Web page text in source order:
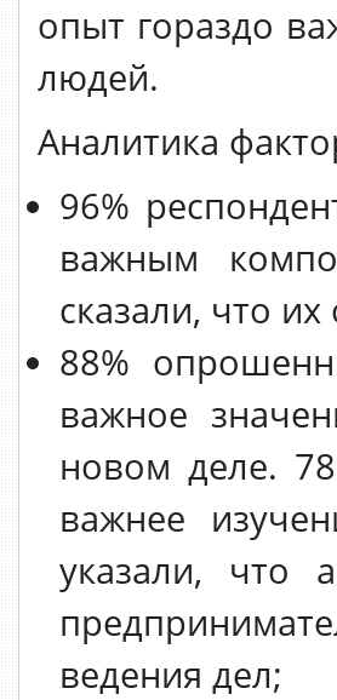
опыт гораздо
людей.
Аналитика
96%
важным
сказали, что
88%
важное
новом деле.
важнее
указали, что
ведения дел;